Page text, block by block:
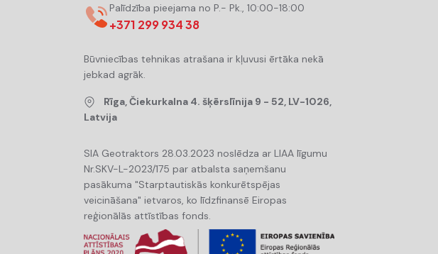
Palīdzība pieejama no P.- Pk., 10:00-18:00
+371 299 934 38
Būvniecības tehnikas atrašana ir kļuvusi ērtāka nekā
jebkad agrāk.
Rīga, Čiekurkalna 4. šķērslīnija 9 - 52, LV-1026,
Latvija
SIA Geotraktors 28.03.2023 noslēdza ar LIAA līgumu
Nr.SKV-L-2023/175 par atbalsta saņemšanu
pasākuma "Starptautiskās konkurētspējas
veicināšana" ietvaros, ko līdzfinansē Eiropas
reģionālās attīstības fonds.